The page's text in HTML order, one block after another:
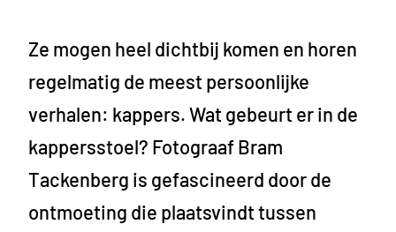
Ze mogen heel dichtbij komen en horen
regelmatig de meest persoonlijke
verhalen: kappers. Wat gebeurt er in de
kappersstoel? Fotograaf Bram
Tackenberg is gefascineerd door de
ontmoeting die plaatsvindt tussen